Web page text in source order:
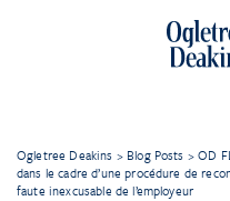
Ogletree Deakins > Blog Posts >OD
dans le cadre d’une procédure de
faute inexcusable de l’employeur